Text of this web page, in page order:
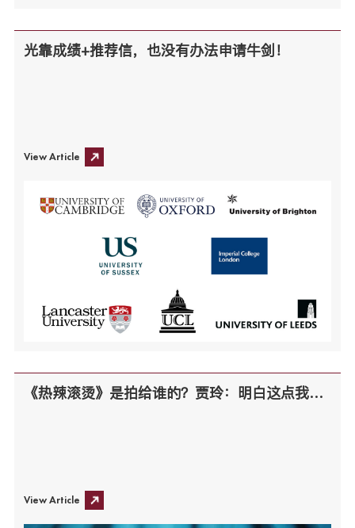
光靠成绩+推荐信，也没有办法申请牛剑！
View Article
《热辣滚烫》是拍给谁的？贾玲：明白这点我花了四十二年
View Article